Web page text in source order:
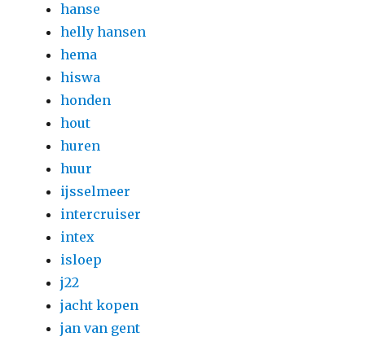
hanse
helly hansen
hema
hiswa
honden
hout
huren
huur
ijsselmeer
intercruiser
intex
isloep
j22
jacht kopen
jan van gent